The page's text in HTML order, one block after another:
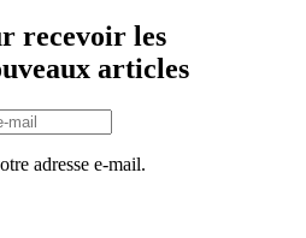
recevoir les
articles
adresse e-mail.